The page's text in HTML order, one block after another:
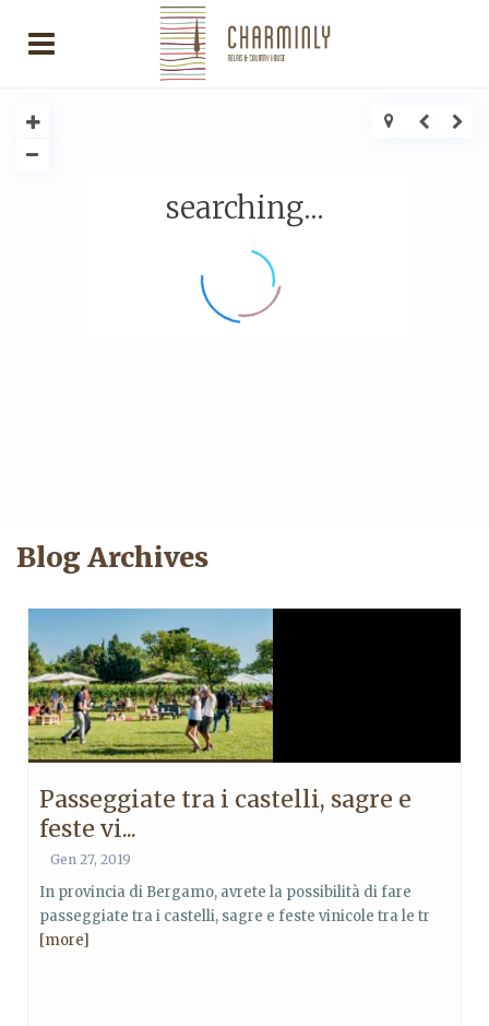
searching...
Blog Archives
Passeggiate tra i castelli, sagre e
feste vi...
Gen 27, 2019
In provincia di Bergamo, avrete la possibilità di fare
passeggiate tra i castelli, sagre e feste vinicole tra le tr
[more]